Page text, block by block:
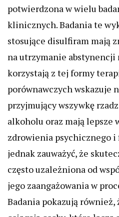
potwierdzona w wielu
klinicznych. Badania te
stosujące disulfiram mają
na utrzymanie
korzystają z tej formy
porównawczych wskazuje
przyjmujący wszywkę
alkoholu oraz mają lepsze
zdrowienia psychicznego i
jednak zauważyć, że
często uzależniona od
jego zaangażowania w
Badania pokazują